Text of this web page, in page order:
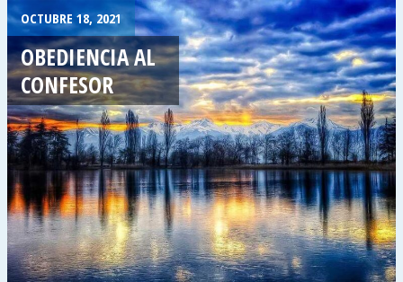
OCTUBRE 18, 2021
OBEDIENCIA AL
CONFESOR